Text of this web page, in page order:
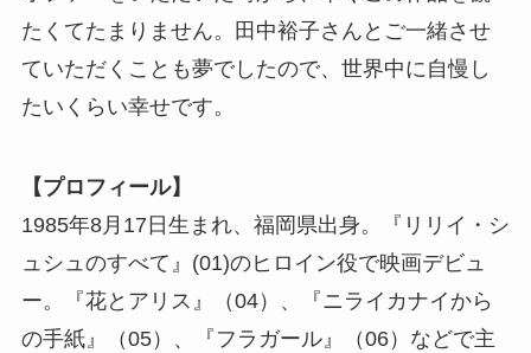
たくてたまりません。田中裕子さんとご一緒させ
ていただくことも夢でしたので、世界中に自慢し
たいくらい幸せです。
【プロフィール】
1985年8月17日生まれ、福岡県出身。『リリイ・シ
ュシュのすべて』(01)のヒロイン役で映画デビュ
ー。『花とアリス』（04）、『ニライカナイから
の手紙』（05）、『フラガール』（06）などで主